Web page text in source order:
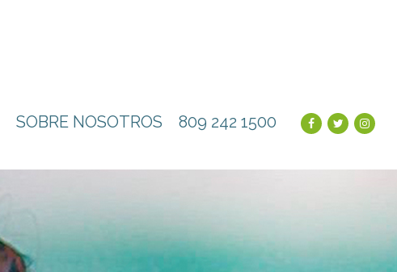
SOBRE NOSOTROS 809 242 1500